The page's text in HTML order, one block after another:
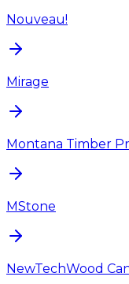
Nouveau!
Mirage
Montana Timber
MStone
NewTechWood